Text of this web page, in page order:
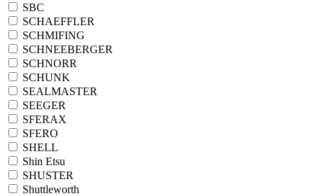
SBC
SCHAEFFLER
SCHMIFING
SCHNEEBERGER
SCHNORR
SCHUNK
SEALMASTER
SEEGER
SFERAX
SFERO
SHELL
Shin Etsu
SHUSTER
Shuttleworth